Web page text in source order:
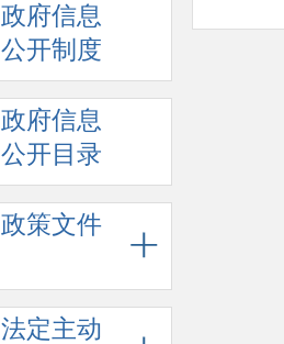
政府信息
公开制度
政府信息
公开目录
政策文件
法定主动